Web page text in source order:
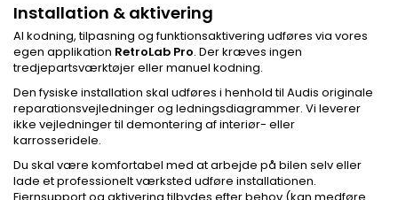
Installation & aktivering
Al kodning, tilpasning og funktionsaktivering udføres via vores
egen applikation RetroLab Pro. Der kræves ingen
tredjepartsværktøjer eller manuel kodning.
Den fysiske installation skal udføres i henhold til Audis originale
reparationsvejledninger og ledningsdiagrammer. Vi leverer
ikke vejledninger til demontering af interiør- eller
karrosseridele.
Du skal være komfortabel med at arbejde på bilen selv eller
lade et professionelt værksted udføre installationen.